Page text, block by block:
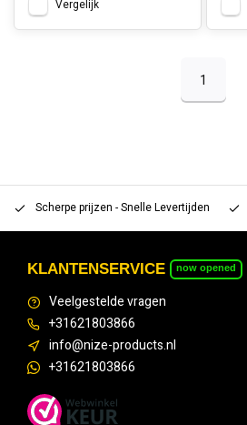
Vergelijk
1
Scherpe prijzen - Snelle Levertijden
KLANTENSERVICE now opened
Veelgestelde vragen
+31621803866
info@nize-products.nl
+31621803866